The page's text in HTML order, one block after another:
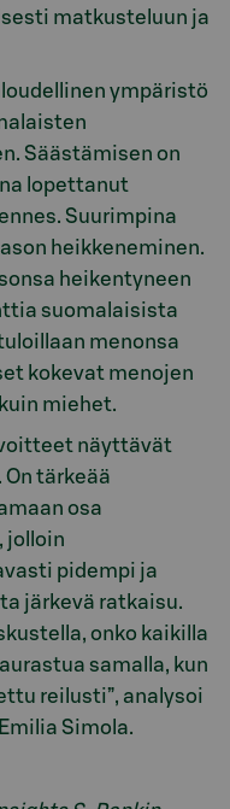
matkusteluun ja
ympäristö
Säästämisen on
lopettanut
Suurimpina
heikkeneminen.
heikentyneen
suomalaisista
menonsa
kokevat menojen
miehet.
näyttävät
tärkeää
osa
jolloin
pidempi ja
järkevä ratkaisu.
onko kaikilla
samalla, kun
reilusti”, analysoi
Simola.